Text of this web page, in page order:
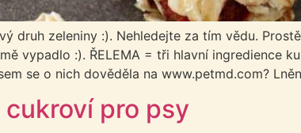
druh zeleniny :). Nehledejte za tím vědu.
vypadlo :). ŘELEMA = tři hlavní ingredience
se o nich dověděla na www.petmd.com?
pro psy